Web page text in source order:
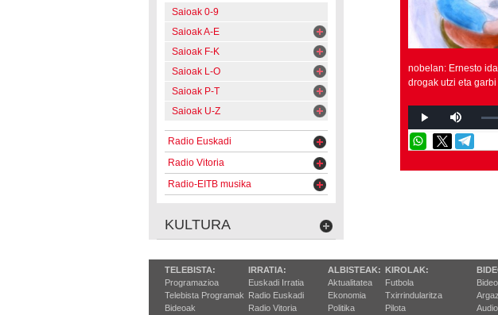
Saioak 0-9
Saioak A-E
Saioak F-K
Saioak L-O
Saioak P-T
Saioak U-Z
Radio Euskadi
Radio Vitoria
Radio-EITB musika
KULTURA
nobelan: Ernesto
drogak utzi eta
TELEBISTA:
Programazioa
Telebista Programak
Bideoak
IRRATIA:
Euskadi Irratia
Radio Euskadi
Radio Vitoria
ALBISTEAK:
Aktualitatea
Ekonomia
Politika
KIROLAK:
Futbola
Txirrindularitza
Pilota